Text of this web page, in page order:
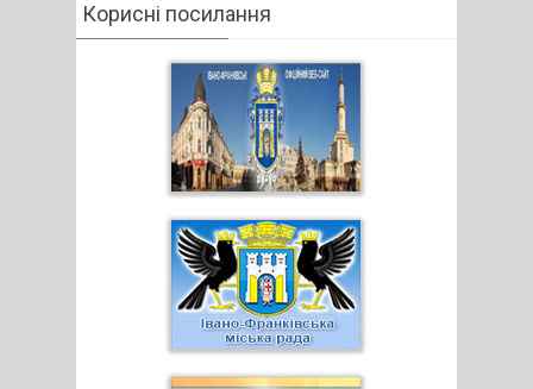
Корисні посилання